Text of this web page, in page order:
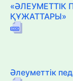
«ӘЛЕУМЕТТІК
ҚҰЖАТТАРЫ»
Әлеуметтік